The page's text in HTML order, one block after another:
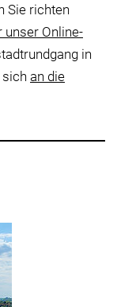
Sie richten
unser Online-
in
sich an die